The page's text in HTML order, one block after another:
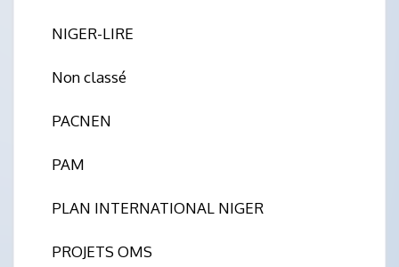
NIGER-LIRE
Non classé
PACNEN
PAM
PLAN INTERNATIONAL NIGER
PROJETS OMS